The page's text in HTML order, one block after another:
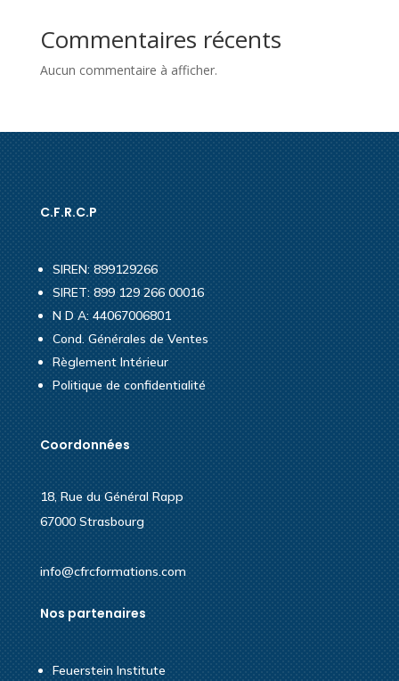
Commentaires récents
Aucun commentaire à afficher.
C.F.R.C.P
SIREN: 899129266
SIRET: 899 129 266 00016
N D A: 44067006801
Cond. Générales de Ventes
Règlement Intérieur
Politique de confidentialité
Coordonnées
18, Rue du Général Rapp
67000 Strasbourg
info@cfrcformations.com
Nos partenaires
Feuerstein Institute